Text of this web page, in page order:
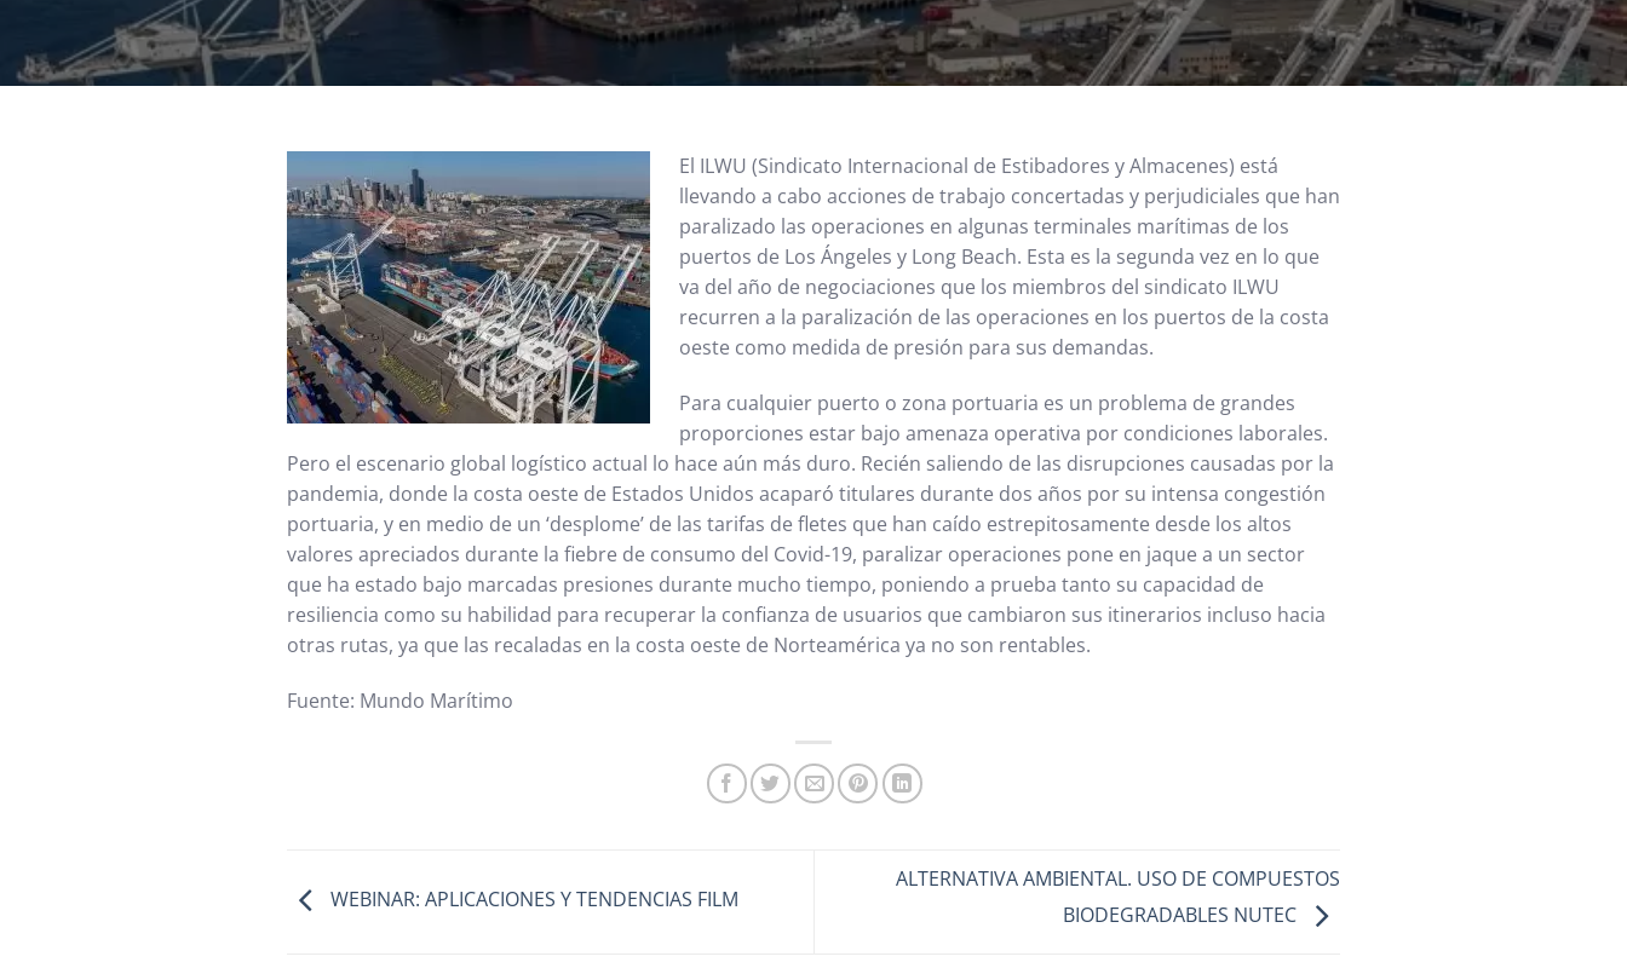
El ILWU (Sindicato Internacional de Estibadores y Almacenes) está
llevando a cabo acciones de trabajo concertadas y perjudiciales que han
paralizado las operaciones en algunas terminales marítimas de los
puertos de Los Ángeles y Long Beach. Esta es la segunda vez en lo que
va del año de negociaciones que los miembros del sindicato ILWU
recurren a la paralización de las operaciones en los puertos de la costa
oeste como medida de presión para sus demandas.
Para cualquier puerto o zona portuaria es un problema de grandes
proporciones estar bajo amenaza operativa por condiciones laborales.
Pero el escenario global logístico actual lo hace aún más duro. Recién saliendo de las disrupciones causadas por la
pandemia, donde la costa oeste de Estados Unidos acaparó titulares durante dos años por su intensa congestión
portuaria, y en medio de un ‘desplome’ de las tarifas de fletes que han caído estrepitosamente desde los altos
valores apreciados durante la fiebre de consumo del Covid-19, paralizar operaciones pone en jaque a un sector
que ha estado bajo marcadas presiones durante mucho tiempo, poniendo a prueba tanto su capacidad de
resiliencia como su habilidad para recuperar la confianza de usuarios que cambiaron sus itinerarios incluso hacia
otras rutas, ya que las recaladas en la costa oeste de Norteamérica ya no son rentables.
Fuente: Mundo Marítimo
WEBINAR: APLICACIONES Y TENDENCIAS FILM
ALTERNATIVA AMBIENTAL. USO DE COMPUESTOS
BIODEGRADABLES NUTEC